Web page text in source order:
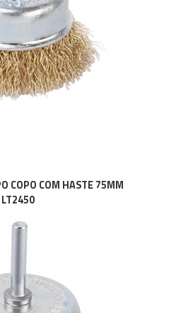
COPO COM HASTE 75MM
LT2450